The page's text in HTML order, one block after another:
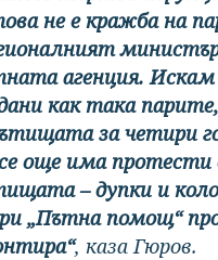
не е кражба на
агенция.
как така
за четири
още има
– дупки и
„Пътна помощ“
, каза Гюров.